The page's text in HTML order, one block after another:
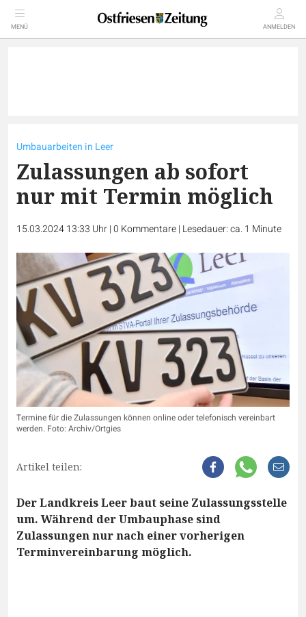
MENÜ ANMELDEN
Umbauarbeiten in Leer
Zulassungen ab sofort
nur mit Termin möglich
15.03.2024 13:33 Uhr|0 Kommentare| Lesedauer: ca. 1 Minute
Termine für die Zulassungen können online oder telefonisch vereinbart
werden. Foto: Archiv/Ortgies
Artikel teilen:
Der Landkreis Leer baut seine Zulassungsstelle
um. Während der Umbauphase sind
Zulassungen nur nach einer vorherigen
Terminvereinbarung möglich.